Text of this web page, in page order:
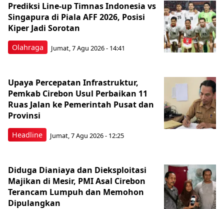
Olahraga
Prediksi Line-up Timnas Indonesia vs
Singapura di Piala AFF 2026, Posisi
Kiper Jadi Sorotan
Jumat, 7 Agu 2026 - 14:41
Headline
Upaya Percepatan Infrastruktur,
Pemkab Cirebon Usul Perbaikan 11
Ruas Jalan ke Pemerintah Pusat dan
Provinsi
Jumat, 7 Agu 2026 - 12:25
Diduga Dianiaya dan Dieksploitasi
Majikan di Mesir, PMI Asal Cirebon
Terancam Lumpuh dan Memohon
Dipulangkan